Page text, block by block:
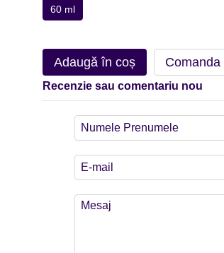
60 ml
Adaugă în coș Comanda
Recenzie sau comentariu nou